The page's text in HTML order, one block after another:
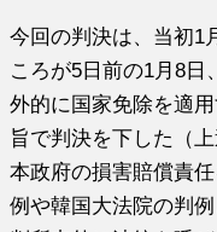
今回の判決は、当初1
ころが5日前の1月8日
外的に国家免除を適
旨で判決を下した（
本政府の損害賠償責
例や韓国大法院の判